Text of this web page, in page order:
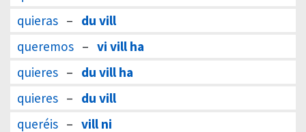
quieras – du vill
queremos – vi vill ha
quieres – du vill ha
quieres – du vill
queréis – vill ni